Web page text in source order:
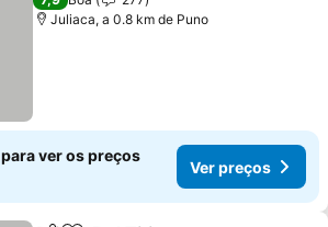
Juliaca, a 0.8 km de Puno
ver os preços
Ver preços